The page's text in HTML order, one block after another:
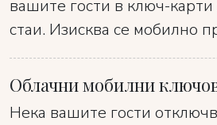
вашите гости в ключ-карти
стаи. Изисква се мобилно
Облачни мобилни
Нека вашите гости